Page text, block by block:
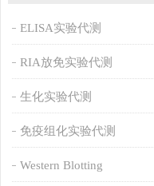
ELISA实验代测
RIA放免实验代测
生化实验代测
免疫组化实验代测
Western Blotting